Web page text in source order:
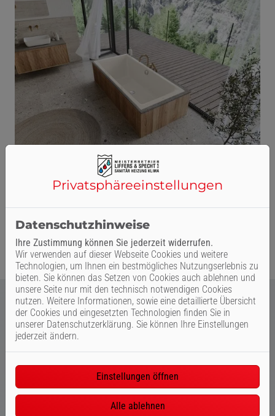
Kaldewei Puro Next Combi in der Farbe Pergamon: die Kaldewei
Puro Next Combi verbindet dank einer sicheren Standfläche
Privatsphäre­einstellungen
Datenschutzhinweise
Ihre Zustimmung können Sie jederzeit widerrufen.
Wir verwenden auf dieser Webseite Cookies und weitere
Technologien, um Ihnen ein bestmögliches Nutzungserlebnis zu
bieten. Sie können das Setzen von Cookies auch ablehnen und
unsere Seite nur mit den technisch notwendigen Cookies
nutzen. Weitere Informationen, sowie eine detaillierte Übersicht
der Cookies und eingesetzten Technologien finden Sie in
unserer Datenschutzerklärung. Sie können Ihre Einstellungen
jederzeit ändern.
Einstellungen öffnen
Alle ablehnen